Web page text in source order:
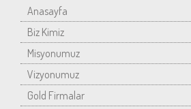
Anasayfa
Biz Kimiz
Misyonumuz
Vizyonumuz
Gold Firmalar